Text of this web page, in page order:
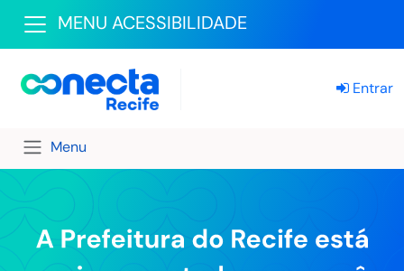
MENU ACESSIBILIDADE
Entrar
Menu